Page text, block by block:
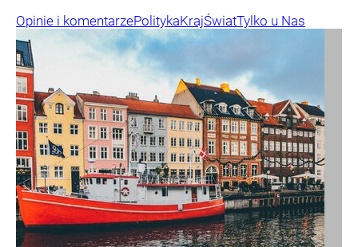
Opinie i komentarzePolitykaKrajŚwiatTylko u Nas